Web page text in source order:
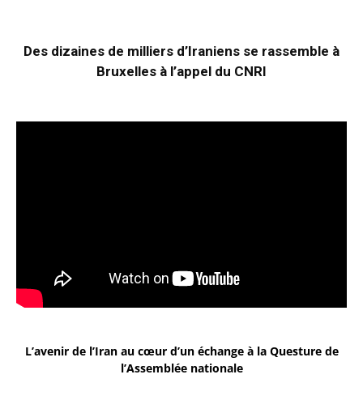
Des dizaines de milliers d’Iraniens se rassemble à
Bruxelles à l’appel du CNRI
L’avenir de l’Iran au cœur d’un échange à la Questure de
l’Assemblée nationale